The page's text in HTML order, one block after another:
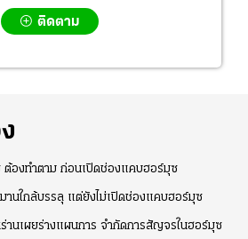
ติดตาม
ต้องทำตาม ก่อนเปิดช่องแคบฮอร์มุซ
านใกล้บรรลุ แต่ยังไม่เปิดช่องแคบฮอร์มุซ
านเผยร่างแผนการ จำกัดการสัญจรในฮอร์มุซ